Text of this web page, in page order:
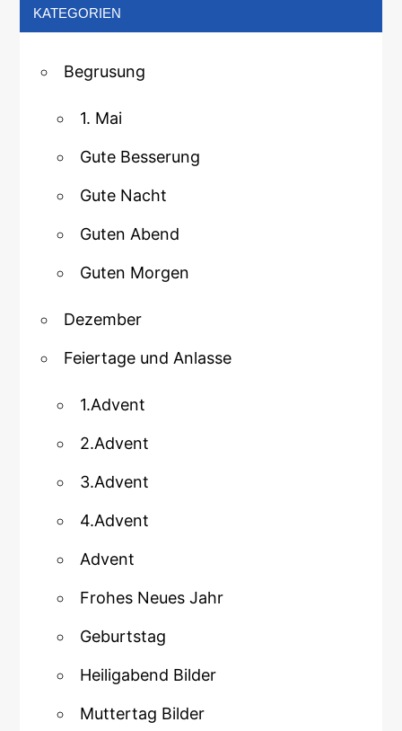
KATEGORIEN
Begrusung
1. Mai
Gute Besserung
Gute Nacht
Guten Abend
Guten Morgen
Dezember
Feiertage und Anlasse
1.Advent
2.Advent
3.Advent
4.Advent
Advent
Frohes Neues Jahr
Geburtstag
Heiligabend Bilder
Muttertag Bilder